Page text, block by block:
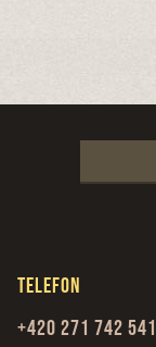
Telefon
+420 271 742 541